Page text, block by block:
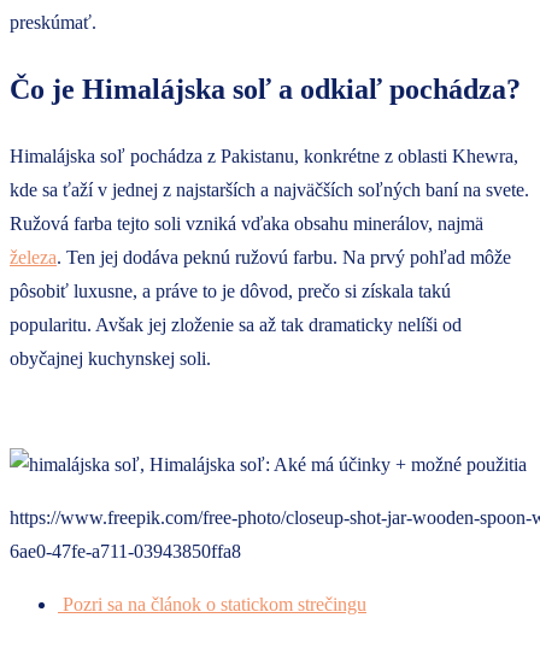
preskúmať.
Čo je Himalájska soľ a odkiaľ pochádza?
Himalájska soľ pochádza z Pakistanu, konkrétne z oblasti Khewra,
kde sa ťaží v jednej z najstarších a najväčších soľných baní na svete.
Ružová farba tejto soli vzniká vďaka obsahu minerálov, najmä
železa. Ten jej dodáva peknú ružovú farbu. Na prvý pohľad môže
pôsobiť luxusne, a práve to je dôvod, prečo si získala takú
popularitu. Avšak jej zloženie sa až tak dramaticky nelíši od
obyčajnej kuchynskej soli.
https://www.freepik.com/free-photo/closeup-shot-jar-wooden-
6ae0-47fe-a711-03943850ffa8
Pozri sa na článok o statickom strečingu